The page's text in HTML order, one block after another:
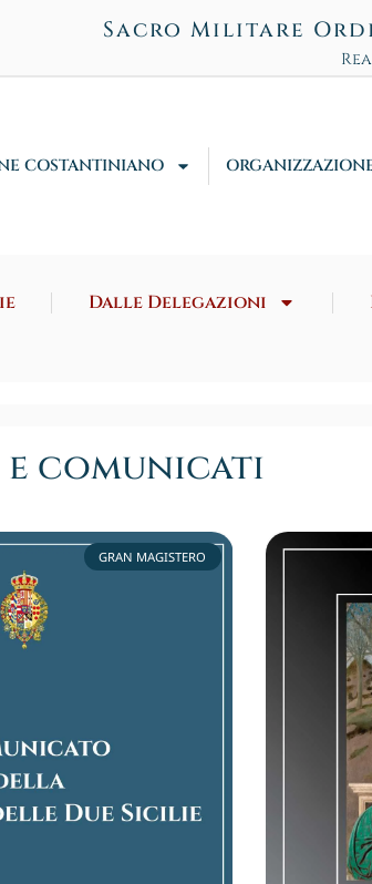
Sacro Militare
COSTANTINIANO
Dalle Delegazioni
e comunicati
GRAN MAGISTERO